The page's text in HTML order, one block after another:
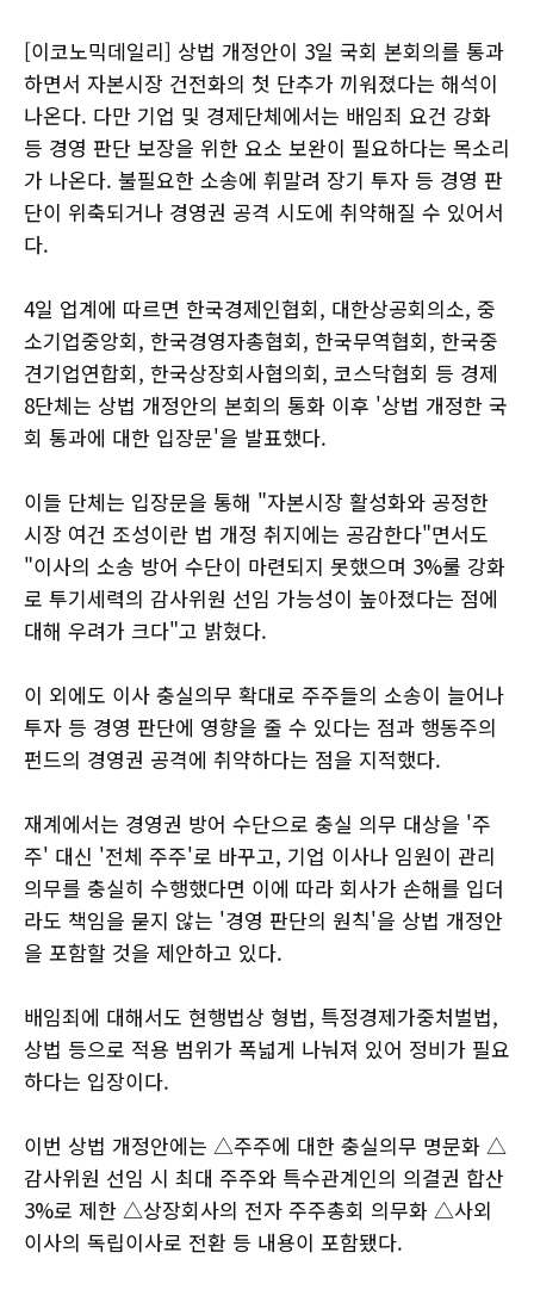
[이코노믹데일리] 상법 개정안이 3일 국회 본회의를 통과
하면서 자본시장 건전화의 첫 단추가 끼워졌다는 해석이
나온다. 다만 기업 및 경제단체에서는 배임죄 요건 강화
등 경영 판단 보장을 위한 요소 보완이 필요하다는 목소리
가 나온다. 불필요한 소송에 휘말려 장기 투자 등 경영 판
단이 위축되거나 경영권 공격 시도에 취약해질 수 있어서
다.
4일 업계에 따르면 한국경제인협회, 대한상공회의소, 중
소기업중앙회, 한국경영자총협회, 한국무역협회, 한국중
견기업연합회, 한국상장회사협의회, 코스닥협회 등 경제
8단체는 상법 개정안의 본회의 통화 이후 '상법 개정한 국
회 통과에 대한 입장문'을 발표했다.
이들 단체는 입장문을 통해 "자본시장 활성화와 공정한
시장 여건 조성이란 법 개정 취지에는 공감한다"면서도
"이사의 소송 방어 수단이 마련되지 못했으며 3%룰 강화
로 투기세력의 감사위원 선임 가능성이 높아졌다는 점에
대해 우려가 크다"고 밝혔다.
이 외에도 이사 충실의무 확대로 주주들의 소송이 늘어나
투자 등 경영 판단에 영향을 줄 수 있다는 점과 행동주의
펀드의 경영권 공격에 취약하다는 점을 지적했다.
재계에서는 경영권 방어 수단으로 충실 의무 대상을 '주
주' 대신 '전체 주주'로 바꾸고, 기업 이사나 임원이 관리
의무를 충실히 수행했다면 이에 따라 회사가 손해를 입더
라도 책임을 묻지 않는 '경영 판단의 원칙'을 상법 개정안
을 포함할 것을 제안하고 있다.
배임죄에 대해서도 현행법상 형법, 특정경제가중처벌법,
상법 등으로 적용 범위가 폭넓게 나눠져 있어 정비가 필요
하다는 입장이다.
이번 상법 개정안에는 △주주에 대한 충실의무 명문화 △
감사위원 선임 시 최대 주주와 특수관계인의 의결권 합산
3%로 제한 △상장회사의 전자 주주총회 의무화 △사외
이사의 독립이사로 전환 등 내용이 포함됐다.